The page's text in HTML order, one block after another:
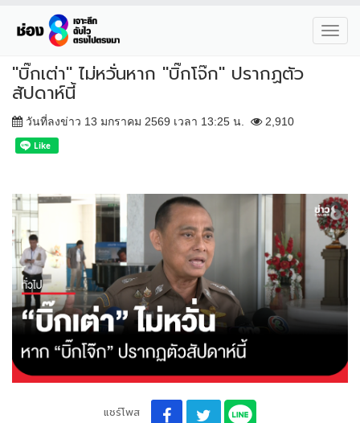
"บิ๊กเต่า" ไม่หวั่นหาก "บิ๊กโจ๊ก" ปรากฏตัว
สัปดาห์นี้
วันที่ลงข่าว 13 มกราคม 2569 เวลา 13:25 น. 2,910
แชร์โพส